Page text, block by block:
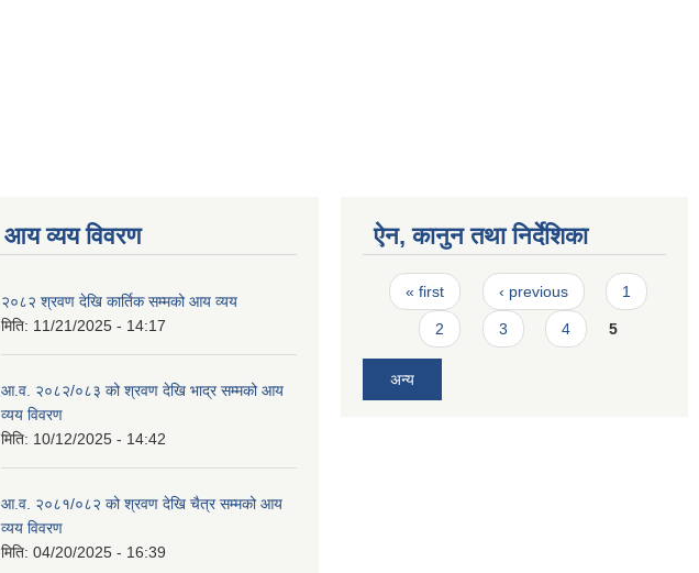
आय व्यय विवरण
२०८२ श्रवण देखि कार्तिक सम्मको आय व्यय
मिति: 11/21/2025 - 14:17
आ.व. २०८२/०८३ को श्रवण देखि भाद्र सम्मको आय
व्यय विवरण
मिति: 10/12/2025 - 14:42
आ.व. २०८१/०८२ को श्रवण देखि चैत्र सम्मको आय
व्यय विवरण
मिति: 04/20/2025 - 16:39
ऐन, कानुन तथा निर्देशिका
Pages
« first ‹ previous 1
2 3 4 5
अन्य